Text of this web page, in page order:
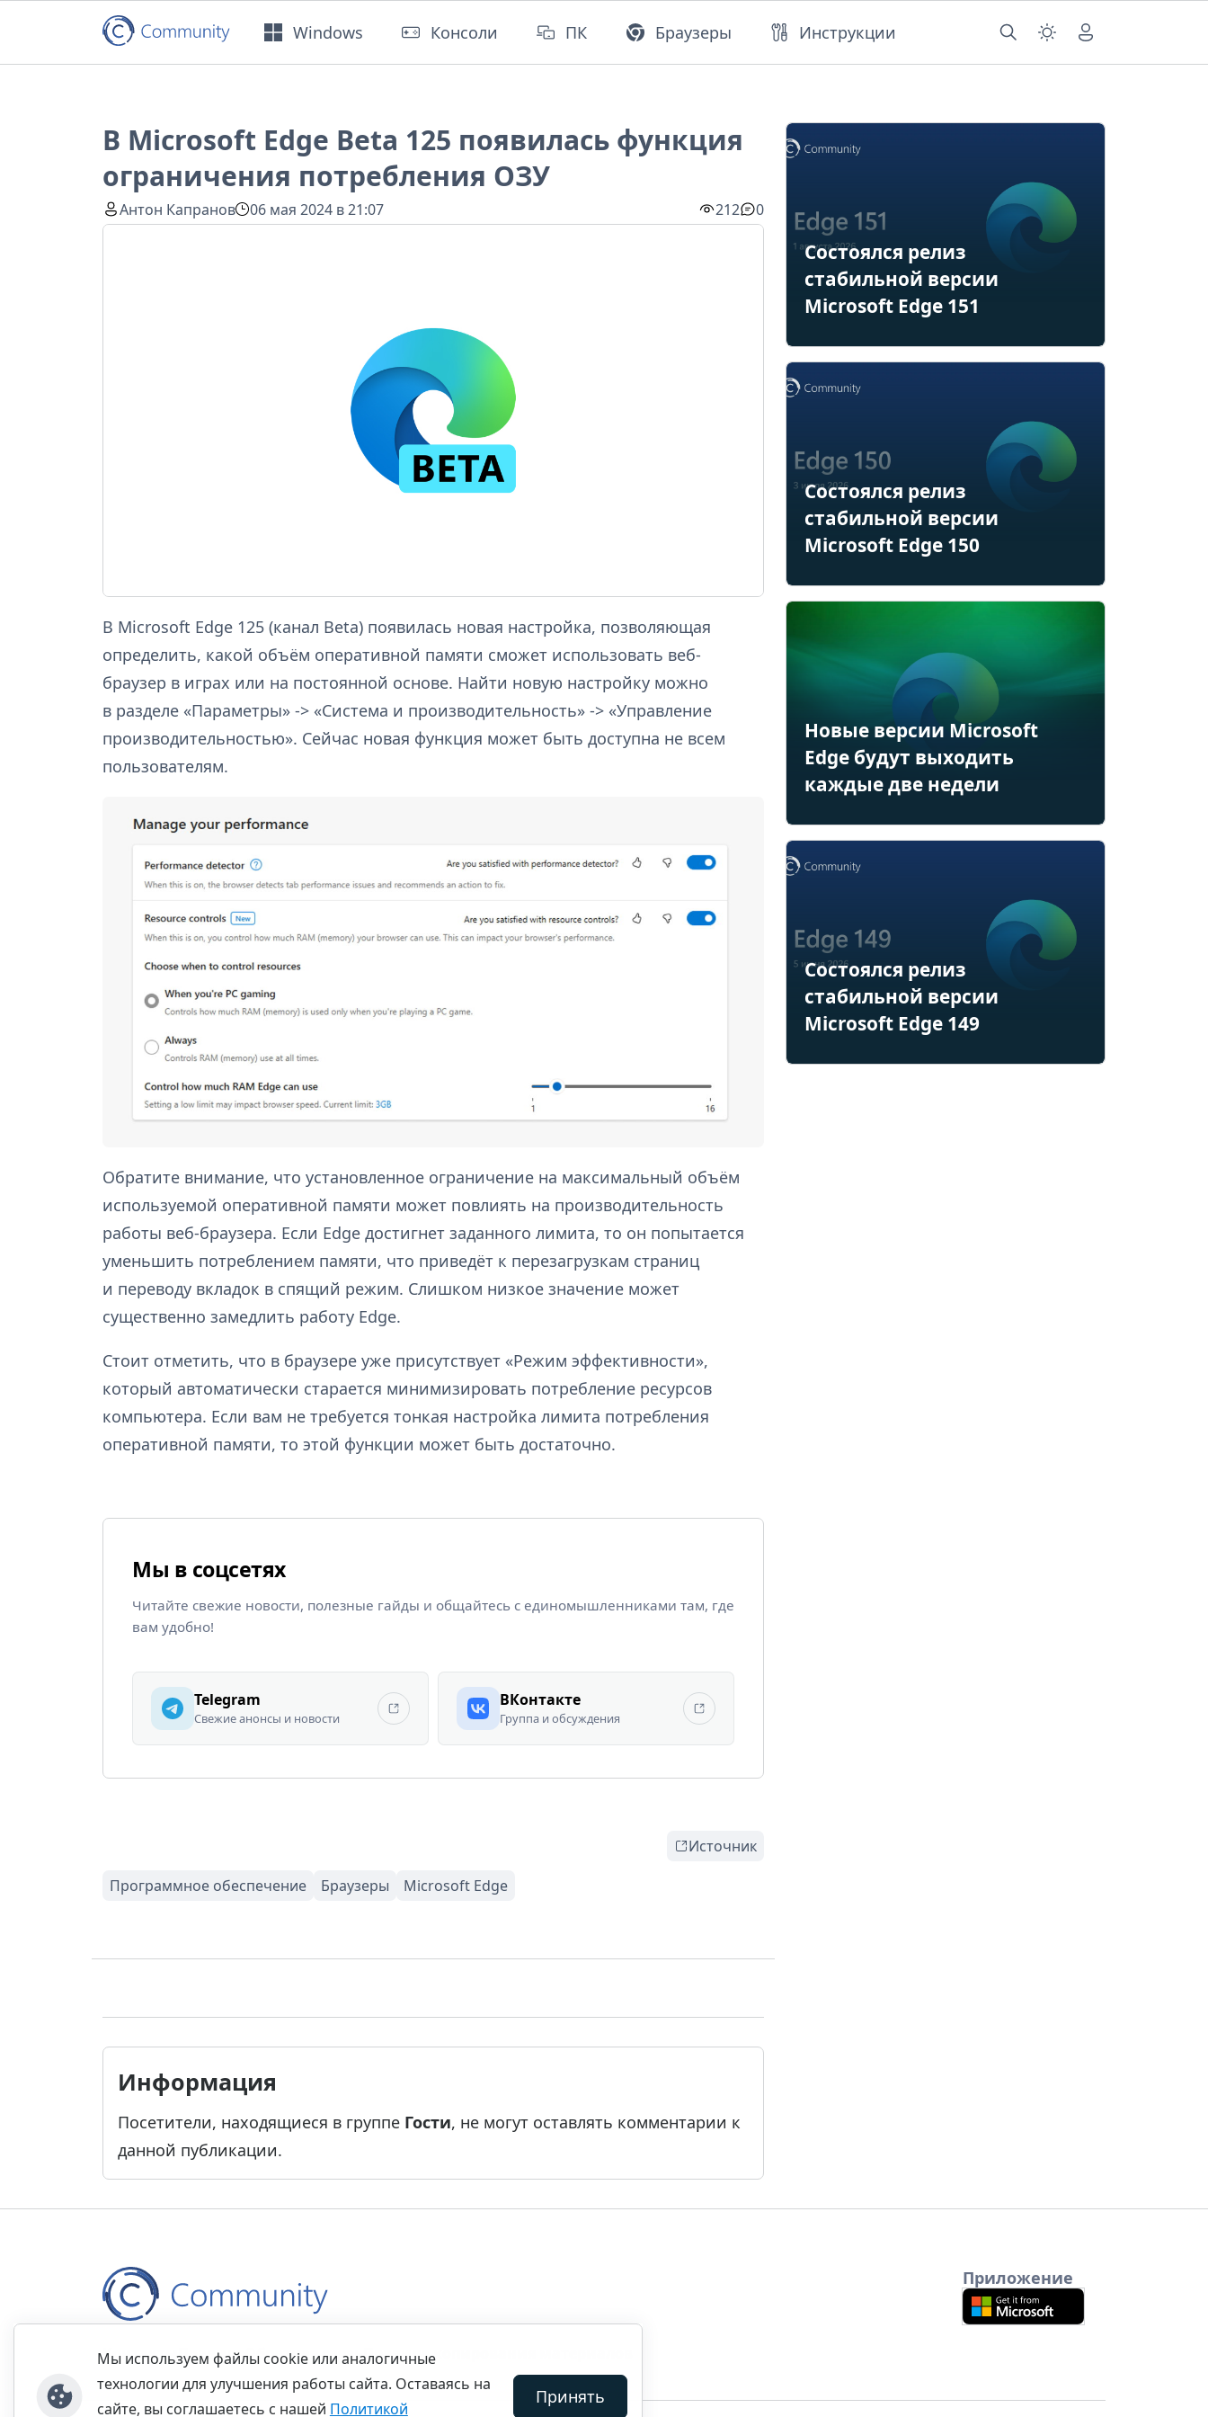
Windows Консоли ПК Браузеры Инструкции
В Microsoft Edge Beta 125 появилась функция
ограничения потребления ОЗУ
Антон Капранов 06 мая 2024 в 21:07 212 0
В Microsoft Edge 125 (канал Beta) появилась новая настройка, позволяющая
определить, какой объём оперативной памяти сможет использовать веб-
браузер в играх или на постоянной основе. Найти новую настройку можно
в разделе «Параметры» -> «Система и производительность» -> «Управление
производительностью». Сейчас новая функция может быть доступна не всем
пользователям.
Обратите внимание, что установленное ограничение на максимальный объём
используемой оперативной памяти может повлиять на производительность
работы веб-браузера. Если Edge достигнет заданного лимита, то он попытается
уменьшить потреблением памяти, что приведёт к перезагрузкам страниц
и переводу вкладок в спящий режим. Слишком низкое значение может
существенно замедлить работу Edge.
Стоит отметить, что в браузере уже присутствует «Режим эффективности»,
который автоматически старается минимизировать потребление ресурсов
компьютера. Если вам не требуется тонкая настройка лимита потребления
оперативной памяти, то этой функции может быть достаточно.
Мы в соцсетях
Читайте свежие новости, полезные гайды и общайтесь с единомышленниками там, где
вам удобно!
Telegram
Свежие анонсы и новости
ВКонтакте
Группа и обсуждения
Источник
Информация
Посетители, находящиеся в группе Гости, не могут оставлять комментарии к
данной публикации.
Состоялся релиз
стабильной версии
Microsoft Edge 151
Состоялся релиз
стабильной версии
Microsoft Edge 150
Новые версии Microsoft
Edge будут выходить
каждые две недели
Состоялся релиз
стабильной версии
Microsoft Edge 149
КонтактыПравилаОбратная связьПравила копирования материалов
Приложение
Мы используем файлы cookie или аналогичные
технологии для улучшения работы сайта. Оставаясь на
сайте, вы соглашаетесь с нашей Политикой
Принять